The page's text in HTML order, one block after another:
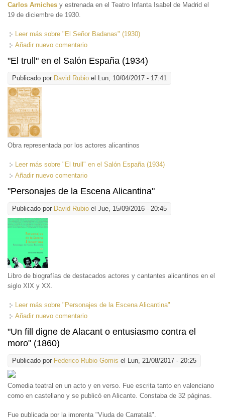
Carlos Arniches y estrenada en el Teatro Infanta Isabel de Madrid el
19 de diciembre de 1930.
Leer más sobre "El Señor Badanas" (1930)
Añadir nuevo comentario
"El trull" en el Salón España (1934)
Publicado por David Rubio el Lun, 10/04/2017 - 17:41
Obra representada por los actores alicantinos
Leer más sobre "El trull" en el Salón España (1934)
Añadir nuevo comentario
"Personajes de la Escena Alicantina"
Publicado por David Rubio el Jue, 15/09/2016 - 20:45
Libro de biografías de destacados actores y cantantes alicantinos en el
siglo XIX y XX.
Leer más sobre "Personajes de la Escena Alicantina"
Añadir nuevo comentario
"Un fill digne de Alacant o entusiasmo contra el
moro" (1860)
Publicado por Federico Rubio Gomis el Lun, 21/08/2017 - 20:25
Comedia teatral en un acto y en verso. Fue escrita tanto en valenciano
como en castellano y se publicó en Alicante. Constaba de 32 páginas.
Fue publicada por la imprenta "Viuda de Carratalá".